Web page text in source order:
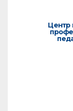
Центр